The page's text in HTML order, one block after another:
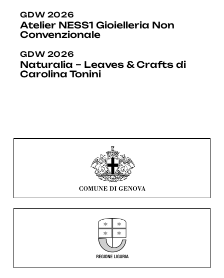
GDW 2026
Atelier NESS1 Gioielleria Non
Convenzionale
GDW 2026
Naturalia – Leaves & Crafts di
Carolina Tonini